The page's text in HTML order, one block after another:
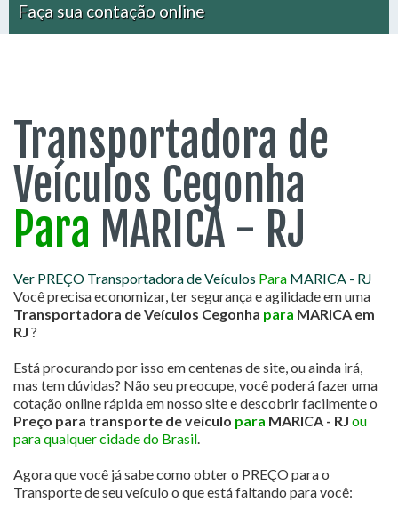
Faça sua contação online
Transportadora de
Veículos Cegonha
Para MARICA - RJ
Ver PREÇO Transportadora de Veículos Para MARICA - RJ
Você precisa economizar, ter segurança e agilidade em uma
Transportadora de Veículos Cegonha para MARICA em
RJ ?
Está procurando por isso em centenas de site, ou ainda irá,
mas tem dúvidas? Não seu preocupe, você poderá fazer uma
cotação online rápida em nosso site e descobrir facilmente o
Preço para transporte de veículo para MARICA - RJ ou
para qualquer cidade do Brasil.
Agora que você já sabe como obter o PREÇO para o
Transporte de seu veículo o que está faltando para você: